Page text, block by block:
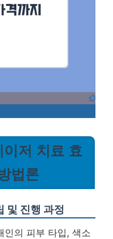
저 치료 효
법론
및 진행 과정
인의 피부 타입, 색소